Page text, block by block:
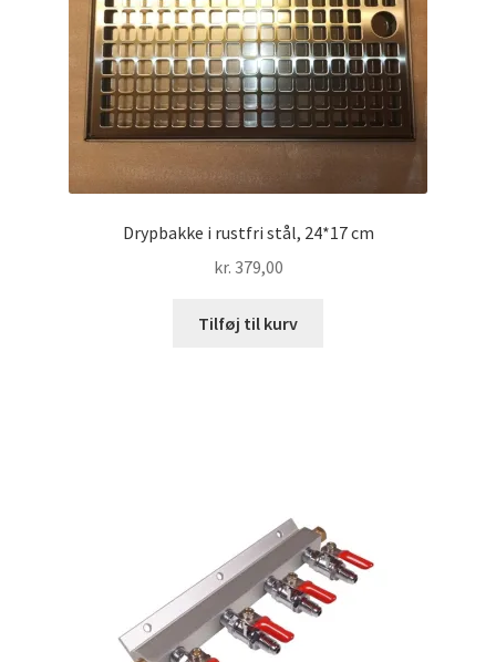
Drypbakke i rustfri stål, 24*17 cm
kr. 379,00
Tilføj til kurv